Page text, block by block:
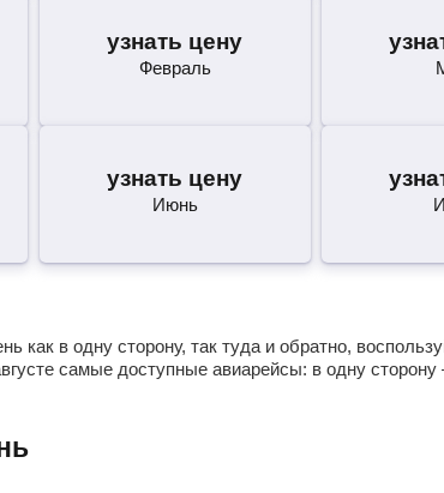
узнать цену
Февраль
узнать цену
Июнь
в одну сторону, так туда и обратно,
самые доступные авиарейсы: в одну